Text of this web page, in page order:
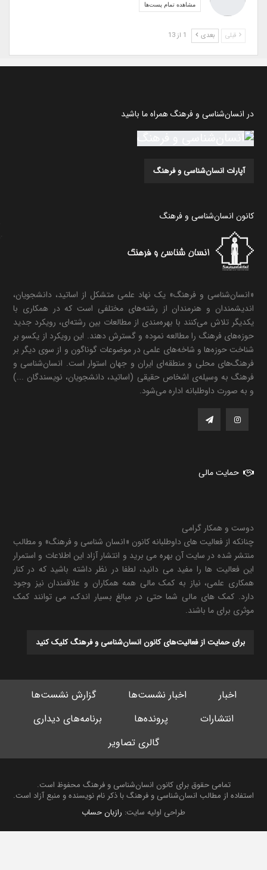
مشاهده تمام پست‌ها
قبلی بعدی
در انسان‌شناسی و فرهنگ همراه ما باشید
آپارات انسان‌شناسی و فرهنگ
کانون انسان‌شناسی و فرهنگ
«انسان‌شناسی و فرهنگ» یک نهاد علمی متشکل از اساتید، دانشجویان،
اندیشمندان و هنرمندان از رشته‌های مختلفی است که در همکاری با
یکدیگر تلاش می‌کنند با بهره‌مندی از مطالعات بین رشته‌ای، رویکرد جدید
حوزه‌های فرهنگ را مطالعه نموده و گسترش دهند. این رویکرد از یکسو بر
شناخت حوزه‌ها و شاخه‌های علمی در موضوعات گوناگون و از سوی دیگر بر
فرهنگ‌های محلی و منطقه‌ای ایران و جهان استوار است. انسان‌شناسی و
فرهنگ به وسیله‌ی اشخاص حقیقی (اساتید، دانشجویان، نویسندگان ...)
و به صورت داوطلبانه اداره می‌شود.
حمایت مالی
دوست و همکار گرامی
چنانکه از فعالیت های داوطلبانه کانون «انسان شناسی و فرهنگ» و مطالب
منتشر شده در سایت آن بهره می برید و انتشار آزاد این اطلاعات و استمرار
این فعالیت ها را مفید می دانید، لطفا در نظر داشته باشید که در کنار
همکاری علمی، نیاز به کمک مالی همه همکاران و علاقمندان نیز وجود
دارد. کمک های مالی شما حتی در مبالغ بسیار اندک، می توانند کمک
موثری برای ما باشند.
برای حمایت از فعالیت‌های کانون انسان‌شناسی و فرهنگ کلیک کنید
اخبار اخبار نشست‌ها
گزارش نشست‌ها
انتشارات
پرونده‌ها
برنامه‌های دیداری
گالری تصاویر
تمامی حقوق برای کانون انسان‌شناسی و فرهنگ محفوظ است.
استفاده از مطالب انسان‌شناسی و فرهنگ با ذکر نام نویسنده و منبع آزاد است.
طراحی اولیه سایت:رازبان حساب